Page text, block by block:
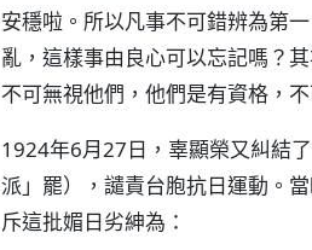
安穩啦。所以凡事不可錯辨為第
亂，這樣事由良心可以忘記嗎？
不可無視他們，他們是有資格，不
1924年6月27日，辜顯榮又糾結
派」罷），譴責台胞抗日運動。
斥這批媚日劣紳為：